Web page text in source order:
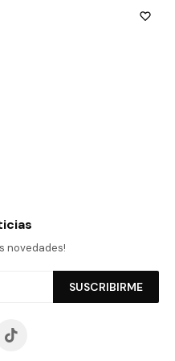
novedades!
SUSCRIBIRME
